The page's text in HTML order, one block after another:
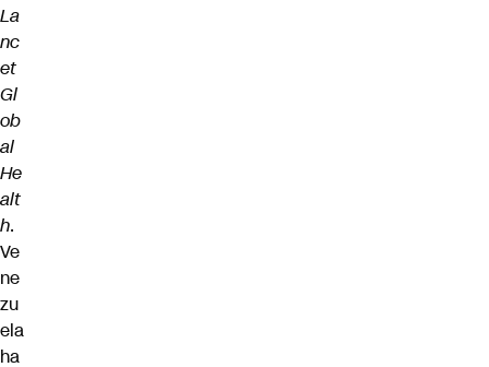
La
nc
et
Gl
ob
al
He
alt
h.
Ve
ne
zu
ela
ha